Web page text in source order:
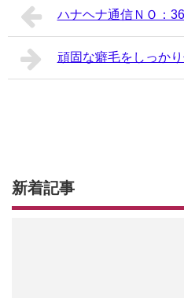
ハナヘナ通信ＮＯ：
頑固な癖毛をしっか
新着記事